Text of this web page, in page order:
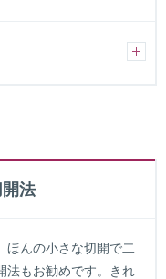
法
ほんの小さな切開で二
法もお勧めです。きれ